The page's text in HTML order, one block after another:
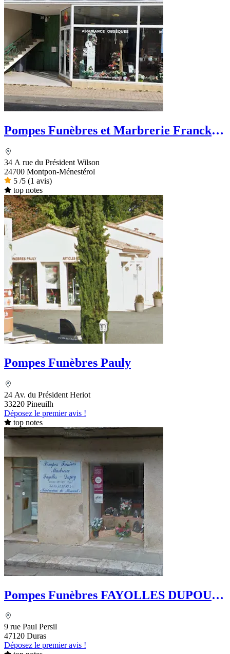
Pompes Funèbres et Marbrerie Franck
34 A rue du Président Wilson
24700 Montpon-Ménestérol
5 /5 (1 avis)
top notes
Pompes Funèbres Pauly
24 Av. du Président Heriot
33220 Pineuilh
Déposez le premier avis !
top notes
Pompes Funèbres FAYOLLES DUPOUY
9 rue Paul Persil
47120 Duras
Déposez le premier avis !